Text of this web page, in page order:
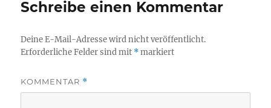
Schreibe einen Kommentar
Deine E-Mail-Adresse wird nicht veröffentlicht.
Erforderliche Felder sind mit *markiert
KOMMENTAR *